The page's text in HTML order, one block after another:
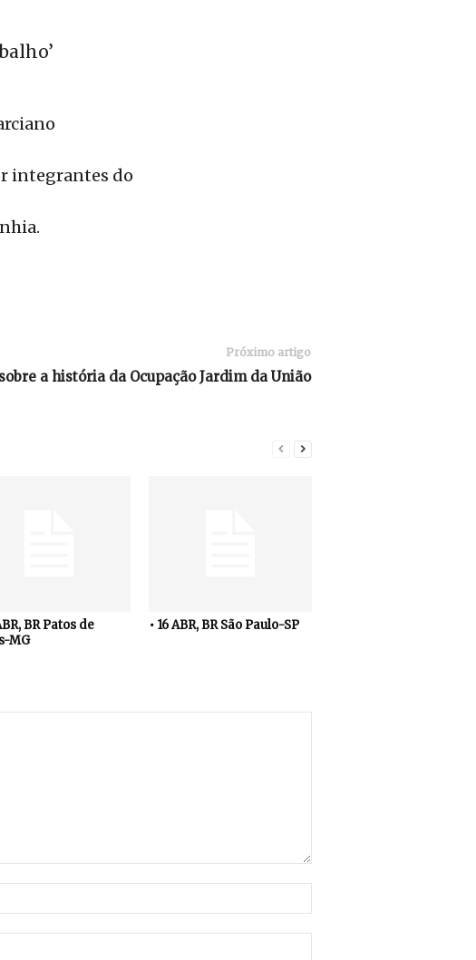
integrantes do
Próximo artigo
a história da Ocupação Jardim da União
BR Patos de
MG
• 16 ABR, BR São Paulo-SP